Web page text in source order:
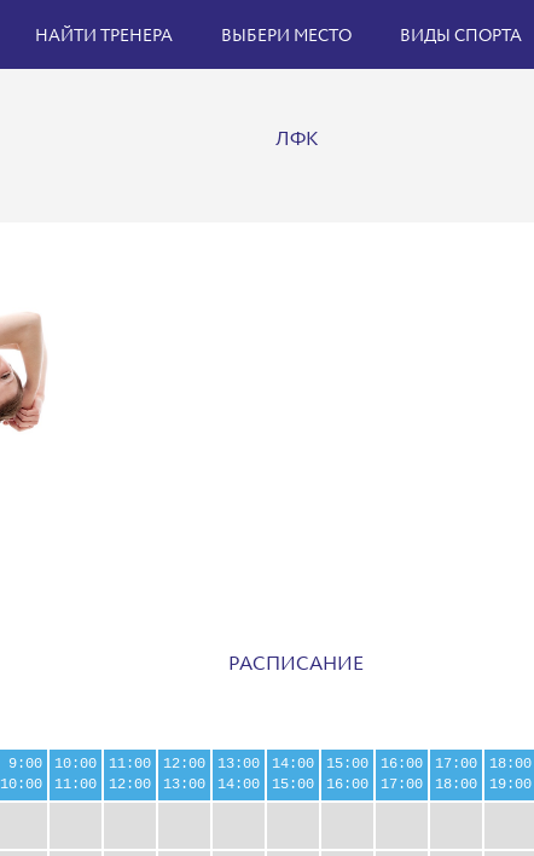
НАЙТИ ТРЕНЕРА ВЫБЕРИ МЕСТО ВИДЫ СПОРТА
ЛФК
РАСПИСАНИЕ
9:00
10:00
10:00
11:00
11:00
12:00
12:00
13:00
13:00
14:00
14:00
15:00
15:00
16:00
16:00
17:00
17:00
18:00
18:00
19:00